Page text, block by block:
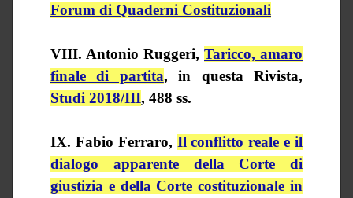
Forum di Quaderni Costituzionali
VIII. Antonio Ruggeri, Taricco, amaro
finale di partita, in questa Rivista,
Studi 2018/III, 488 ss.
IX. Fabio Ferraro, Il conflitto reale e il
dialogo apparente della Corte di
giustizia e della Corte costituzionale in